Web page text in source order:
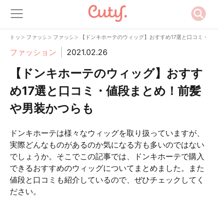
トップ
> ファッション
> ファッション
> 【ドンキホーテのウィッグ】おすすめ17選と口コミ・値
ファッション 2021.02.26
【ドンキホーテのウィッグ】おすす
め17選と口コミ・値段まとめ！前髪
や男装かつらも
ドンキホーテは様々なウィッグを取り扱っていますが、
実際どんなものがあるのか気になる方も多いのではない
でしょうか。そこでこの記事では、ドンキホーテで購入
できるおすすめのウィッグについてまとめました。また
値段と口コミも紹介しているので、ぜひチェックしてく
ださい。